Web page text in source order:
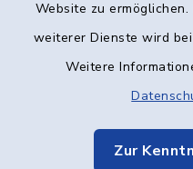
Website zu
weiterer Dienste wird
Weitere
Zur